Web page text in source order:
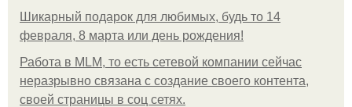
Шикарный подарок для любимых, будь то 14
февраля, 8 марта или день рождения!
Работа в MLM, то есть сетевой компании сейчас
неразрывно связана с создание своего контента,
своей страницы в соц сетях.